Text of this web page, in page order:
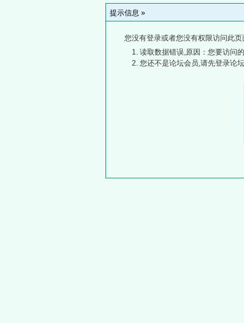
提示信息 »
您没有登录或者您没有权限访问此
读取数据错误,原因：您要访问
您还不是论坛会员,请先登录论坛